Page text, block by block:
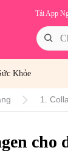
Tải App
Khỏe
1.
cho